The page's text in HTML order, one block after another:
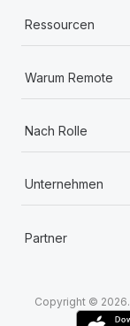
Ressourcen
Warum Remote
Nach Rolle
Unternehmen
Partner
Copyright ©